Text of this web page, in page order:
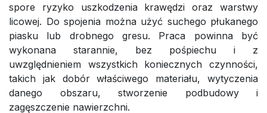
spore ryzyko uszkodzenia krawędzi oraz warstwy
licowej. Do spojenia można użyć suchego płukanego
piasku lub drobnego gresu. Praca powinna być
wykonana starannie, bez pośpiechu i z
uwzględnieniem wszystkich koniecznych czynności,
takich jak dobór właściwego materiału, wytyczenia
danego obszaru, stworzenie podbudowy i
zagęszczenie nawierzchni.